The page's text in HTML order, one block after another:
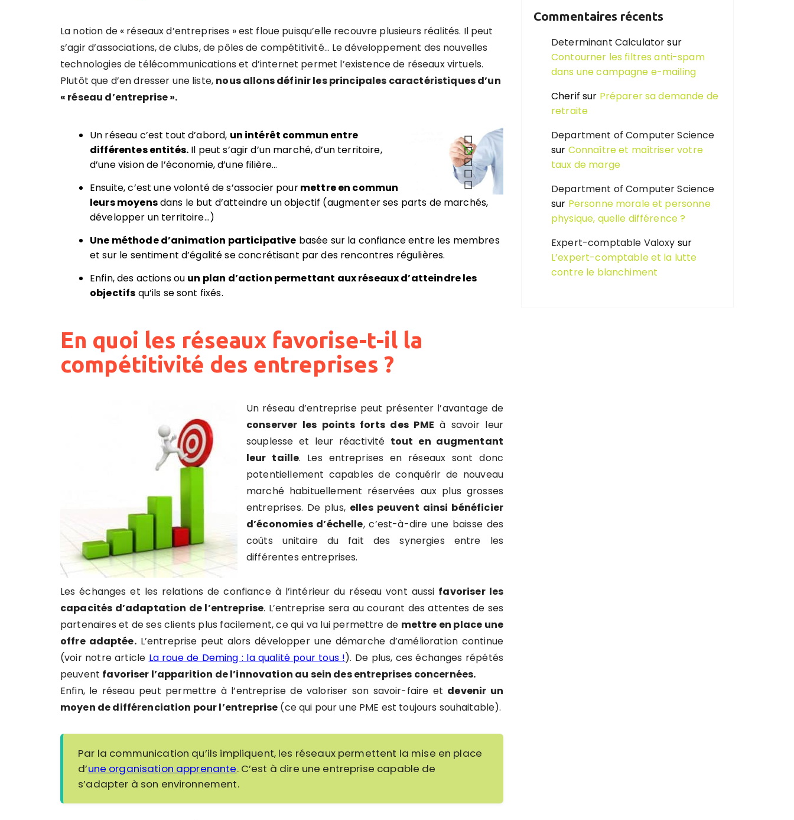
La notion de « réseaux d’entreprises » est floue puisqu’elle recouvre plusieurs réalités. Il peut
s’agir d’associations, de clubs, de pôles de compétitivité… Le développement des nouvelles
technologies de télécommunications et d’internet permet l’existence de réseaux virtuels.
Plutôt que d’en dresser une liste, nous allons définir les principales caractéristiques d’un
« réseau d’entreprise ».
Un réseau c’est tout d’abord, un intérêt commun entre
différentes entités. Il peut s’agir d’un marché, d’un territoire,
d’une vision de l’économie, d’une filière…
Ensuite, c’est une volonté de s’associer pourmettre en commun
leurs moyensdans le but d’atteindre un objectif (augmenter ses parts de marchés,
développer un territoire…)
Une méthode d’animation participative basée sur la confiance entre les membres
et sur le sentiment d’égalité se concrétisant par des rencontres régulières.
Enfin, des actions ou un plan d’action permettant aux réseaux d’atteindre les
objectifs qu’ils se sont fixés.
En quoi les réseaux favorise-t-il la
compétitivité des entreprises ?
Un réseau d’entreprise peut présenter l’avantage de
conserver les points forts des PME à savoir leur
souplesse et leur réactivité tout en augmentant
leur taille. Les entreprises en réseaux sont donc
potentiellement capables de conquérir de nouveau
marché habituellement réservées aux plus grosses
entreprises. De plus, elles peuvent ainsi bénéficier
d’économies d’échelle, c’est-à-dire une baisse des
coûts unitaire du fait des synergies entre les
différentes entreprises.
Les échanges et les relations de confiance à l’intérieur du réseau vont aussi favoriser les
capacités d’adaptation de l’entreprise. L’entreprise sera au courant des attentes de ses
partenaires et de ses clients plus facilement, ce qui va lui permettre de mettre en place une
offre adaptée.L’entreprise peut alors développer une démarche d’amélioration continue
(voir notre article La roue de Deming : la qualité pour tous !). De plus, ces échanges répétés
peuvent favoriser l’apparition de l’innovation au sein des entreprises concernées.
Enfin, le réseau peut permettre à l’entreprise de valoriser son savoir-faire et devenir un
moyen de différenciation pour l’entreprise (ce qui pour une PME est toujours souhaitable).
Par la communication qu’ils impliquent, les réseaux permettent la mise en place
d’une organisation apprenante. C’est à dire une entreprise capable de
s’adapter à son environnement.
Commentaires récents
Determinant Calculatorsur
Contourner les filtres anti-spam
dans une campagne e-mailing
Cherif sur Préparer sa demande de
retraite
Department of Computer Science
sur Connaître et maîtriser votre
taux de marge
Department of Computer Science
sur Personne morale et personne
physique, quelle différence ?
Expert-comptable Valoxy sur
L’expert-comptable et la lutte
contre le blanchiment